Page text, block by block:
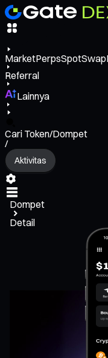
MarketPerpsSpotSwap
Referral
Lainnya
Cari Token/Dompet
/
Aktivitas
Dompet
Detail